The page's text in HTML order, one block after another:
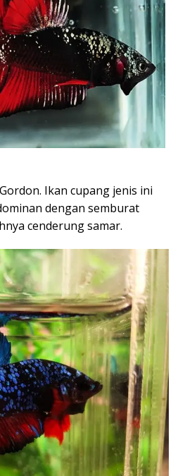
Ikan cupang jenis ini
dengan semburat
cenderung samar.